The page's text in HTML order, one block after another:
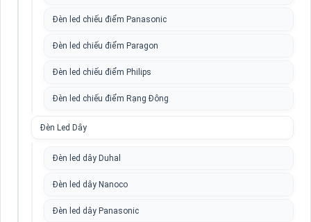
Đèn led chiếu điểm Panasonic
Đèn led chiếu điểm Paragon
Đèn led chiếu điểm Philips
Đèn led chiếu điểm Rạng Đông
Đèn Led Dây
Đèn led dây Duhal
Đèn led dây Nanoco
Đèn led dây Panasonic